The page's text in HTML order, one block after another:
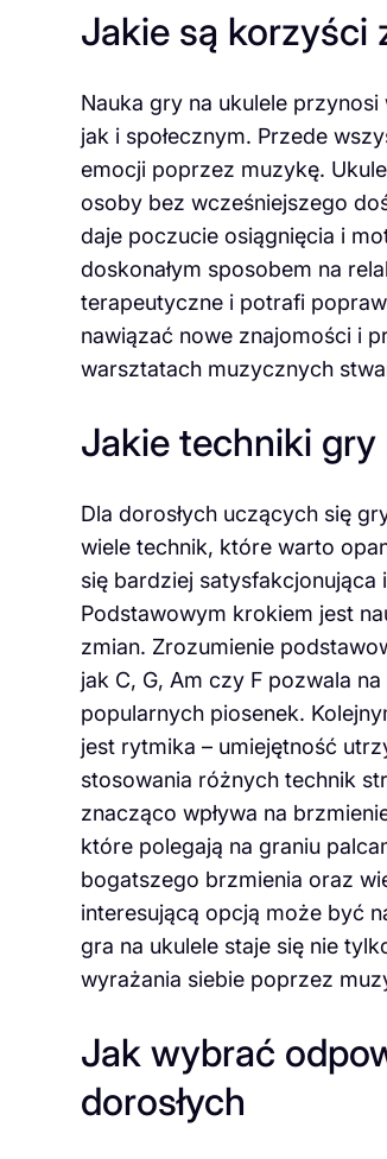
Jakie są korzyści
Nauka gry na ukulele
jak i społecznym. Przede
emocji poprzez muzykę.
osoby bez wcześniejszego
daje poczucie osiągnięcia i
doskonałym sposobem na
terapeutyczne i potrafi
nawiązać nowe znajomości i
warsztatach muzycznych
Jakie techniki gry
Dla dorosłych uczących się
wiele technik, które warto
się bardziej satysfakcjonująca
Podstawowym krokiem jest
zmian. Zrozumienie
jak C, G, Am czy F pozwala
popularnych piosenek.
jest rytmika – umiejętność
stosowania różnych technik
znacząco wpływa na
które polegają na graniu
bogatszego brzmienia oraz
interesującą opcją może być
gra na ukulele staje się nie
wyrażania siebie poprzez
Jak wybrać
dorosłych